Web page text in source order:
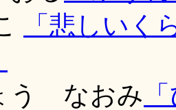
「悲しいく
う なおみ